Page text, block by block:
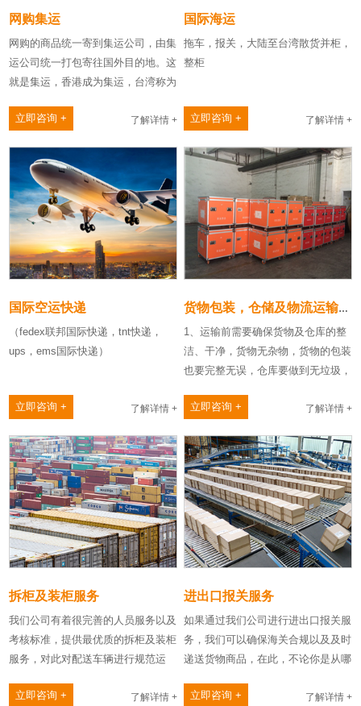
网购集运
网购的商品统一寄到集运公司，由集
运公司统一打包寄往国外目的地。这
就是集运，香港成为集运，台湾称为
立即咨询 +
了解详情 +
国际海运
拖车，报关，大陆至台湾散货并柜，
整柜
立即咨询 + 了解详情 +
国际空运快递
（fedex联邦国际快递，tnt快递，
ups，ems国际快递）
立即咨询 + 了解详情 +
货物包装，仓储及物流运输服务
1、运输前需要确保货物及仓库的整
洁、干净，货物无杂物，货物的包装
也要完整无误，仓库要做到无垃圾，
立即咨询 +
了解详情 +
拆柜及装柜服务
我们公司有着很完善的人员服务以及
考核标准，提供最优质的拆柜及装柜
服务，对此对配送车辆进行规范运
立即咨询 +
了解详情 +
进出口报关服务
如果通过我们公司进行进出口报关服
务，我们可以确保海关合规以及及时
递送货物商品，在此，不论你是从哪
立即咨询 +
了解详情 +